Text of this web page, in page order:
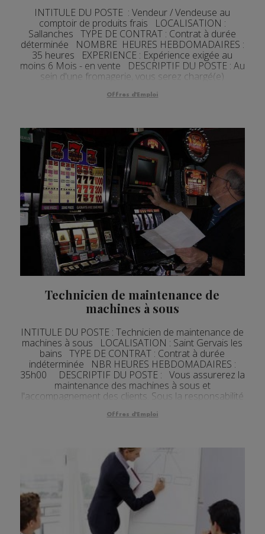
INTITULE DU POSTE : Vendeur / Vendeuse au
comptoir de produits frais LOCALISATION :
Sallanches TYPE DE CONTRAT : Contrat à durée
déterminée NOMBRE HEURES HEBDOMADAIRES :
35 heures EXPERIENCE : Expérience exigée au
moins 6 Mois - en vente DESCRIPTIF DU POSTE : Au
sein d'une fromagerie, vous serez chargé(e)
Offres d'Emploi
Technicien de maintenance de
machines à sous
INTITULE DU POSTE : Technicien de maintenance de
machines à sous LOCALISATION : Saint Gervais les
bains TYPE DE CONTRAT : Contrat à durée
indéterminée NBR HEURES HEBDOMADAIRES :
35h00 DESCRIPTIF DU POSTE : Vous assurerez la
maintenance des machines à sous et
l'accompagnement des clients. Sous la responsabilité
Offres d'Emploi